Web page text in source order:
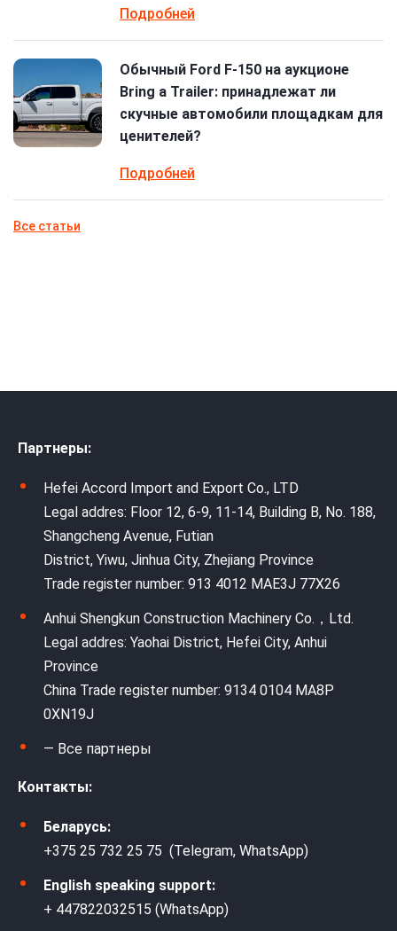
Подробней
Обычный Ford F-150 на аукционе
Bring a Trailer: принадлежат ли
скучные автомобили площадкам для
ценителей?
Подробней
Все статьи
Партнеры:
Hefei Accord Import and Export Co., LTD
Legal addres: Floor 12, 6-9, 11-14, Building B, No. 188,
Shangcheng Avenue, Futian
District, Yiwu, Jinhua City, Zhejiang Province
Trade register number: 913 4012 MAE3J 77X26
Anhui Shengkun Construction Machinery Co.，Ltd.
Legal addres: Yaohai District, Hefei City, Anhui
Province
China Trade register number: 9134 0104 MA8P
0XN19J
— Все партнеры
Контакты:
Беларусь:
+375 25 732 25 75 (Telegram, WhatsApp)
English speaking support:
+ 447822032515 (WhatsApp)